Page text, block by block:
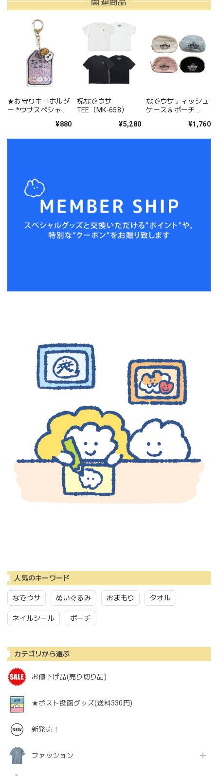
人気のキーワード
なでウサ ぬいぐるみ おまもり タオル
ネイルシール ポーチ
カテゴリから選ぶ
お値下げ品(売り切り品)
★ポスト投函グッズ(送料330円)
新発売！
ファッション
★お守りキーホルダ
ー *ウサスペシャル
¥880
祝なでウサ
TEE（MK-658）
¥5,280
なでウサティッシュ
ケース＆ポーチ
¥1,760